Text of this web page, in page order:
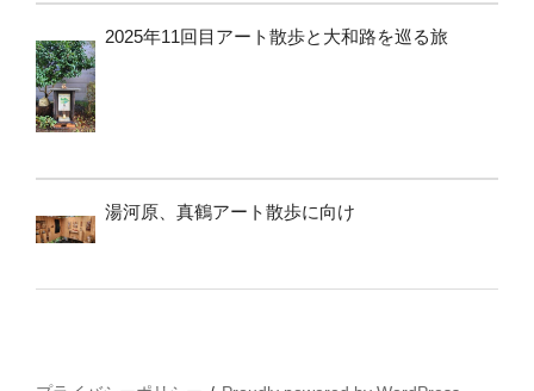
2025年11回目アート散歩と大和路を巡る旅
湯河原、真鶴アート散歩に向け